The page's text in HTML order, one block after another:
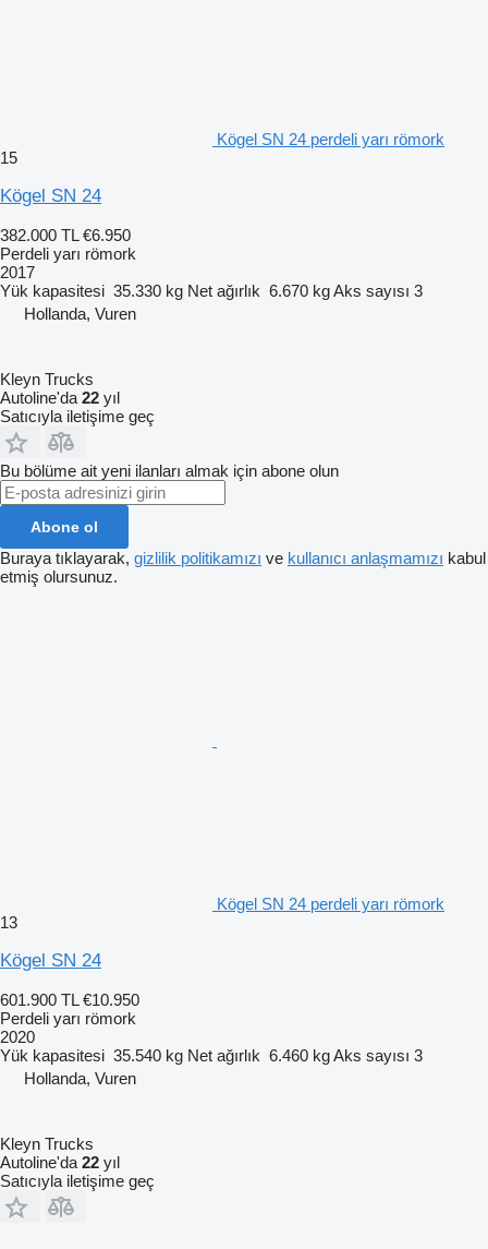
Kögel SN 24 perdeli yarı römork
15
Kögel SN 24
382.000 TL €6.950
Perdeli yarı römork
2017
Yük kapasitesi 35.330 kg Net ağırlık 6.670 kgAks sayısı 3
Hollanda, Vuren
Kleyn Trucks
Autoline'da 22 yıl
Satıcıyla iletişime geç
Bu bölüme ait yeni ilanları almak için abone olun
Abone ol
Buraya tıklayarak, gizlilik politikamızı ve kullanıcı anlaşmamızı kabul
etmiş olursunuz.
Kögel SN 24 perdeli yarı römork
13
Kögel SN 24
601.900 TL €10.950
Perdeli yarı römork
2020
Yük kapasitesi 35.540 kg Net ağırlık 6.460 kgAks sayısı 3
Hollanda, Vuren
Kleyn Trucks
Autoline'da 22 yıl
Satıcıyla iletişime geç